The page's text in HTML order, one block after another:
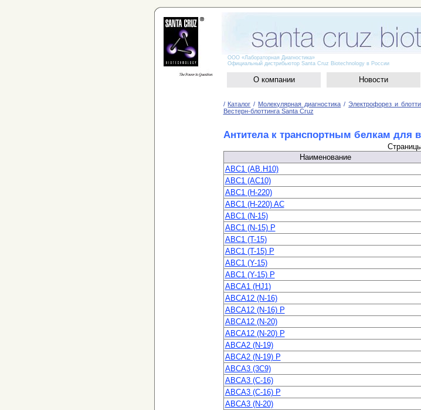
ООО «Лабораторная Диагностика»
Официальный дистрибьютор Santa Cruz Biotechnology в России
О компании Новости
/ Каталог / Молекулярная диагностика /Электрофорез и
Вестерн-блоттинга Santa Cruz
Антитела к транспортным белкам для
Наименование
ABC1 (AB.H10)
ABC1 (AC10)
ABC1 (H-220)
ABC1 (H-220) AC
ABC1 (N-15)
ABC1 (N-15) P
ABC1 (T-15)
ABC1 (T-15) P
ABC1 (Y-15)
ABC1 (Y-15) P
ABCA1 (HJ1)
ABCA12 (N-16)
ABCA12 (N-16) P
ABCA12 (N-20)
ABCA12 (N-20) P
ABCA2 (N-19)
ABCA2 (N-19) P
ABCA3 (3C9)
ABCA3 (C-16)
ABCA3 (C-16) P
ABCA3 (N-20)